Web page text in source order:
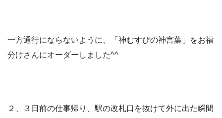
一方通行にならないように、「神むすびの神言葉」をお福
分けさんにオーダーしました^^
２、３日前の仕事帰り、駅の改札口を抜けて外に出た瞬間